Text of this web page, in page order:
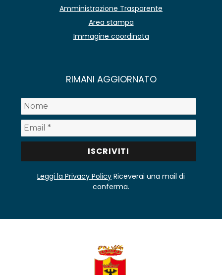
Amministrazione Trasparente
Area stampa
Immagine coordinata
RIMANI AGGIORNATO
Leggi la Privacy Policy Riceverai una mail di
conferma.